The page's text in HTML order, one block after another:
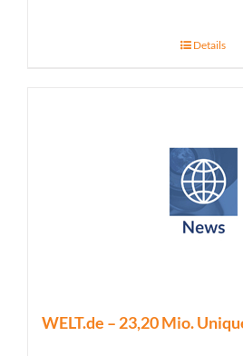
Details
WELT.de – 23,20 Mio.